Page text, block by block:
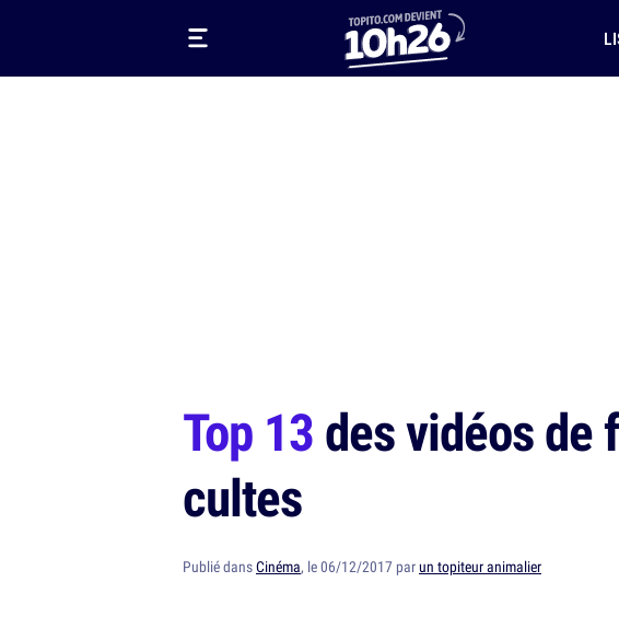
Top 13des vidéos de
cultes
Publié dansCinéma, le 06/12/2017 parun topiteur animalier